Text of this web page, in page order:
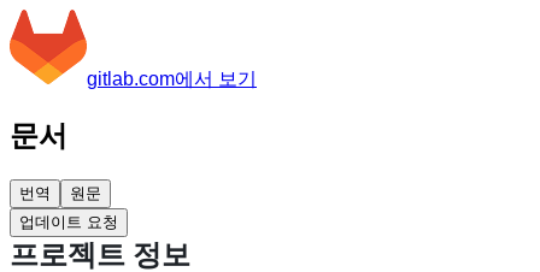
gitlab.com에서 보기
문서
번역
원문
업데이트 요청
프로젝트 정보